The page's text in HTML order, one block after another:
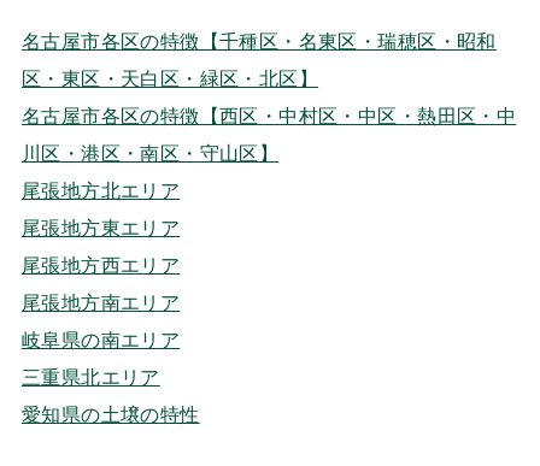
名古屋市各区の特徴【千種区・名東区・瑞穂区・昭和
区・東区・天白区・緑区・北区】
名古屋市各区の特徴【西区・中村区・中区・熱田区・中
川区・港区・南区・守山区】
尾張地方北エリア
尾張地方東エリア
尾張地方西エリア
尾張地方南エリア
岐阜県の南エリア
三重県北エリア
愛知県の土壌の特性